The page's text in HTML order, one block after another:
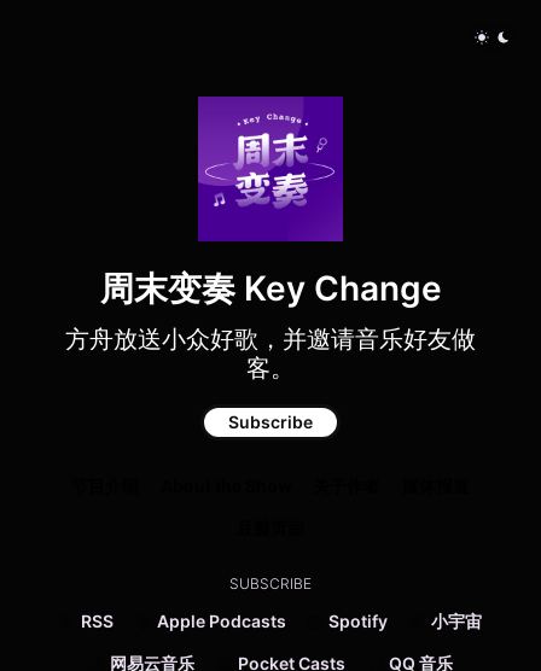
周末变奏 Key Change
方舟放送小众好歌，并邀请音乐好友做
客。
Subscribe
SUBSCRIBE
RSS Apple Podcasts Spotify 小宇宙
网易云音乐 Pocket Casts QQ 音乐